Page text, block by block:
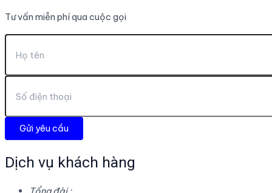
Tư vấn miễn phí qua cuộc gọi
Dịch vụ khách hàng